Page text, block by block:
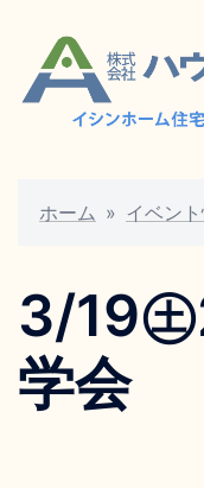
ホーム » イベン
3/19
学会